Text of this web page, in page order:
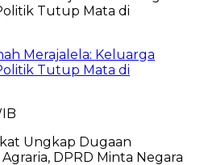
Merajalela: Keluarga
Tutup Mata di